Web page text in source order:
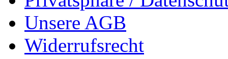
Unsere AGB
Widerrufsrecht